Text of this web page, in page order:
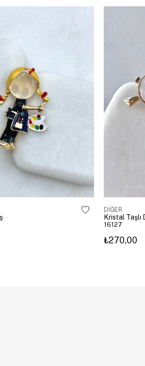
DİĞER
Kristal Taşlı
16127
₺270,00